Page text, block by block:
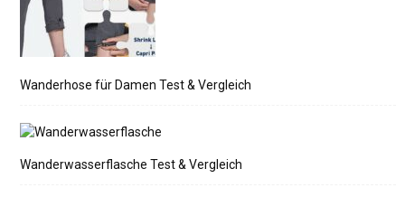
Wanderhose für Damen Test & Vergleich
Wanderwasserflasche Test & Vergleich